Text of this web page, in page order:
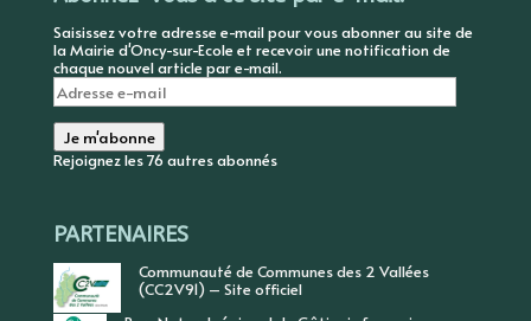
Saisissez votre adresse e-mail pour vous abonner au site de
la Mairie d'Oncy-sur-Ecole et recevoir une notification de
chaque nouvel article par e-mail.
Adresse
e-
mail
Je m'abonne
Rejoignez les 76 autres abonnés
PARTENAIRES
Communauté de Communes des 2 Vallées
(CC2V91) – Site officiel